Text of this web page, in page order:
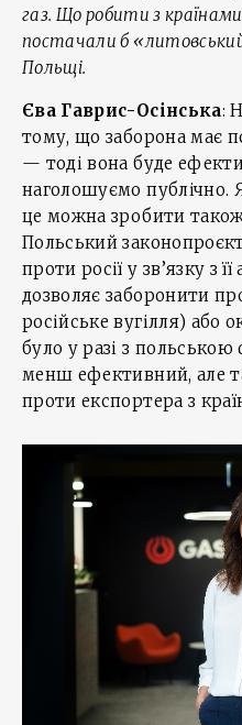
газ. Що робити з
постачали б
Польщі.
Єва Гаврис-Осінська:
тому, що заборона має
— тоді вона буде
наголошуємо публічно.
це можна зробити
Польський
проти росії у зв’язку з
дозволяє заборонити
російське вугілля) або
було у разі з
менш ефективний, але
проти експортера з